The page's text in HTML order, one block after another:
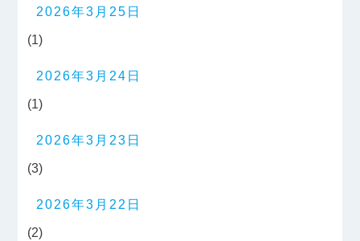
2026年3月25日
(1)
2026年3月24日
(1)
2026年3月23日
(3)
2026年3月22日
(2)